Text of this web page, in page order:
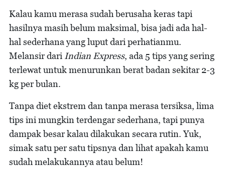
Kalau kamu merasa sudah berusaha keras tapi
hasilnya masih belum maksimal, bisa jadi ada hal-
hal sederhana yang luput dari perhatianmu.
Melansir dari Indian Express, ada 5 tips yang sering
terlewat untuk menurunkan berat badan sekitar 2-3
kg per bulan.
Tanpa diet ekstrem dan tanpa merasa tersiksa, lima
tips ini mungkin terdengar sederhana, tapi punya
dampak besar kalau dilakukan secara rutin. Yuk,
simak satu per satu tipsnya dan lihat apakah kamu
sudah melakukannya atau belum!